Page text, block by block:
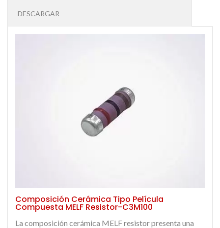
DESCARGAR
Composición Cerámica Tipo Película
Compuesta MELF Resistor-C3M100
La composición cerámica MELF resistor presenta una